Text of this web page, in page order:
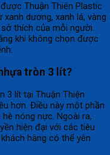
Thuận Thiên Plastic
dương, xanh lá, vàng
thích của mỗi người.
khi không chọn được
tròn 3 lít?
3 lít tại Thuận Thiện
hơn. Điều này một phần
nóng nực. Ngoài ra,
hiện đại với các tiêu
hàng có thể yên